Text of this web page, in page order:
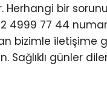
Herhangi bir
4999 77 44
bizimle iletişime
Sağlıklı günler